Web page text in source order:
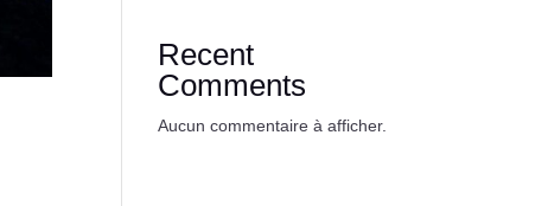
Recent
Comments
Aucun commentaire à afficher.